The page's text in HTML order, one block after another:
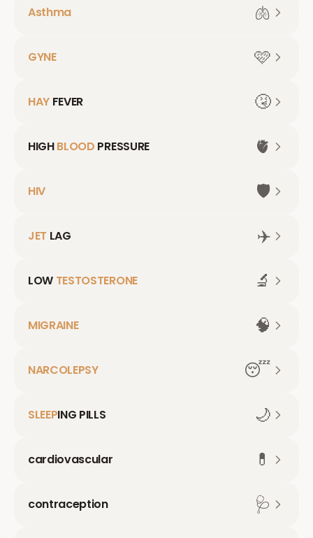
Asthma 🫁
GYNE 🩷
HAY FEVER 🤧
HIGHBLOOD PRESSURE 🫀
HIV 🛡️
JET LAG ✈️
LOW TESTOSTERONE 🔬
MIGRAINE 🧠
NARCOLEPSY 😴
SLEEPING PILLS 🌙
cardiovascular 💊
contraception
🩺